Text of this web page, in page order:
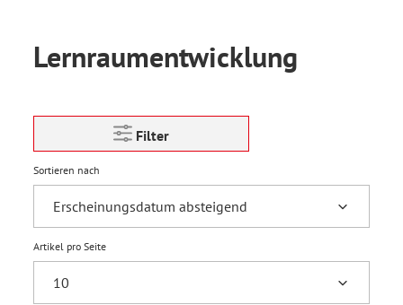
Lernraumentwicklung
Filter
Sortieren nach
Artikel pro Seite